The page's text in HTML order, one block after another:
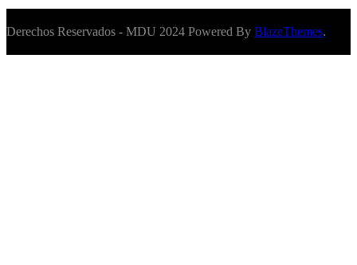
Derechos Reservados - MDU 2024 Powered By BlazeThemes.